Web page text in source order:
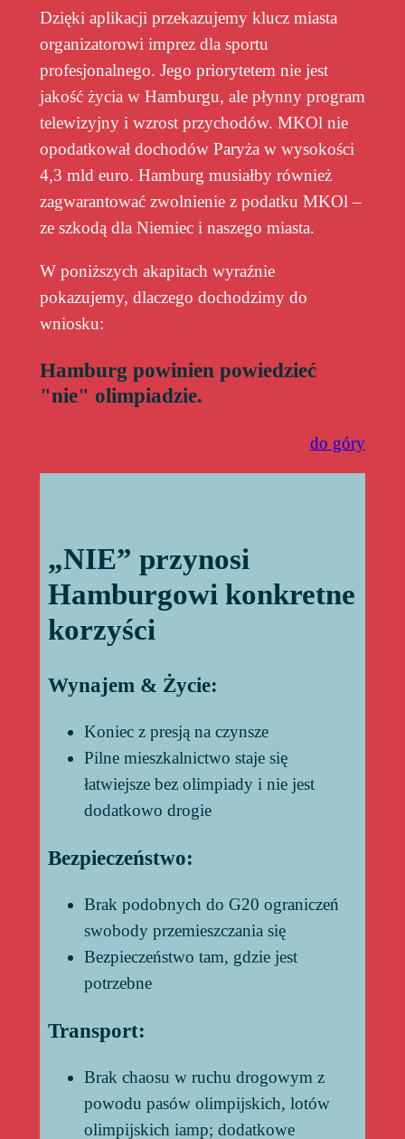
Dzięki aplikacji przekazujemy klucz miasta
organizatorowi imprez dla sportu
profesjonalnego. Jego priorytetem nie jest
jakość życia w Hamburgu, ale płynny program
telewizyjny i wzrost przychodów. MKOl nie
opodatkował dochodów Paryża w wysokości
4,3 mld euro. Hamburg musiałby również
zagwarantować zwolnienie z podatku MKOl –
ze szkodą dla Niemiec i naszego miasta.
W poniższych akapitach wyraźnie
pokazujemy, dlaczego dochodzimy do
wniosku:
Hamburg powinien powiedzieć
"nie" olimpiadzie.
do góry
„NIE” przynosi
Hamburgowi konkretne
korzyści
Wynajem & Życie:
Koniec z presją na czynsze
Pilne mieszkalnictwo staje się
łatwiejsze bez olimpiady i nie jest
dodatkowo drogie
Bezpieczeństwo:
Brak podobnych do G20 ograniczeń
swobody przemieszczania się
Bezpieczeństwo tam, gdzie jest
potrzebne
Transport:
Brak chaosu w ruchu drogowym z
powodu pasów olimpijskich, lotów
olimpijskich iamp; dodatkowe